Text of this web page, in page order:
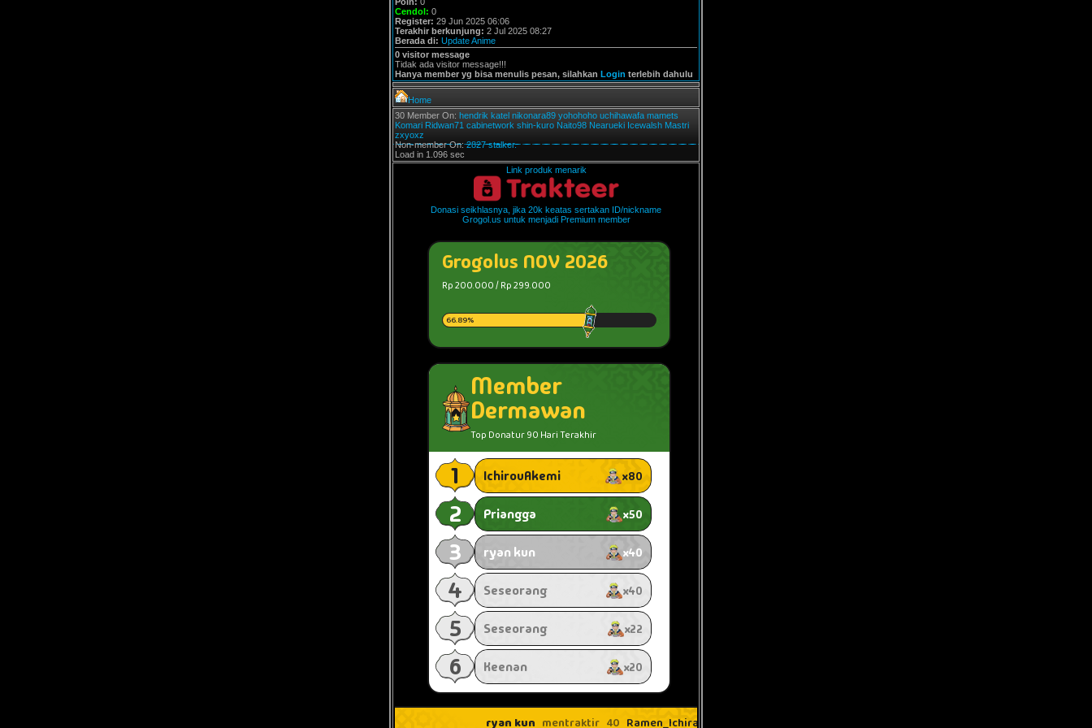
Cendol: 0
Register: 29 Jun 2025 06:06
Terakhir berkunjung: 2 Jul 2025 08:27
Berada di: Update Anime
0 visitor message
Tidak ada visitor message!!!
Hanya member yg bisa menulis pesan, silahkan Login terlebih dahulu
Home
30 Member On: hendrik katel nikonara89 yohohoho uchihawafa mamets
Komari Ridwan71 cabinetwork shin-kuro Naito98 Nearueki Icewalsh Mastri
zxyoxz
Non-member On:2827 stalker.
Load in 1.096 sec
Link produk menarik
Donasi seikhlasnya, jika 20k keatas sertakan ID/nickname
Grogol.us untuk menjadi Premium member